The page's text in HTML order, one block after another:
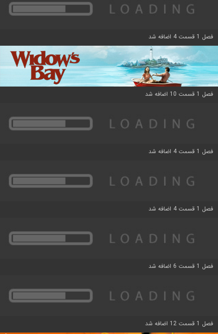
فصل 1 قسمت 4 اضافه شد
فصل 1 قسمت 10 اضافه شد
فصل 1 قسمت 4 اضافه شد
فصل 1 قسمت 4 اضافه شد
فصل 1 قسمت 6 اضافه شد
فصل 1 قسمت 12 اضافه شد